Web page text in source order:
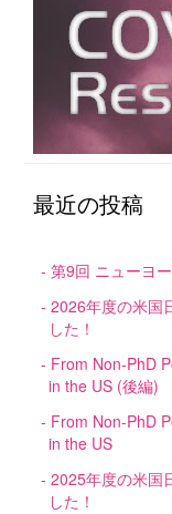
最近の投稿
第9回 ニューヨ
2026年度の米国
した！
From Non-PhD
in the US (後編)
From Non-PhD
in the US
2025年度の米国
した！